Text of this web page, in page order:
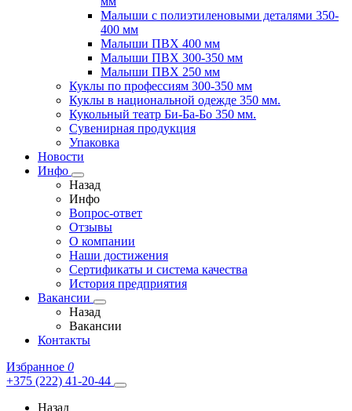
Малыши с полиэтиленовыми деталями 350-
400 мм
Малыши ПВХ 400 мм
Малыши ПВХ 300-350 мм
Малыши ПВХ 250 мм
Куклы по профессиям 300-350 мм
Куклы в национальной одежде 350 мм.
Кукольный театр Би-Ба-Бо 350 мм.
Сувенирная продукция
Упаковка
Новости
Инфо
Назад
Инфо
Вопрос-ответ
Отзывы
О компании
Наши достижения
Сертификаты и система качества
История предприятия
Вакансии
Назад
Вакансии
Контакты
Избранное 0
+375 (222) 41-20-44
Назад